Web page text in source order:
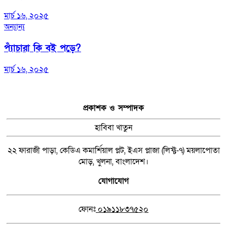
মার্চ ১৬, ২০২৫
অন্যান্য
প্যাঁচারা কি বই পড়ে?
মার্চ ১৬, ২০২৫
প্রকাশক ও সম্পাদক
হাবিবা খাতুন
২২ ফারাজী পাড়া, কেডিএ কমার্শিয়াল প্লট, ইএস প্লাজা (লিফ্ট-৭) ময়লাপোতা
মোড়, খুলনা, বাংলাদেশ।
যোগাযোগ
ফোনঃ ০১৯১১৮৩৭৫২০